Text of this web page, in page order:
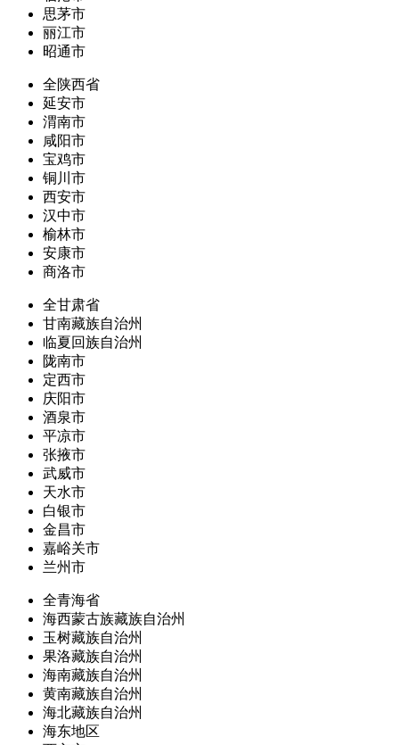
思茅市
丽江市
昭通市
全陕西省
延安市
渭南市
咸阳市
宝鸡市
铜川市
西安市
汉中市
榆林市
安康市
商洛市
全甘肃省
甘南藏族自治州
临夏回族自治州
陇南市
定西市
庆阳市
酒泉市
平凉市
张掖市
武威市
天水市
白银市
金昌市
嘉峪关市
兰州市
全青海省
海西蒙古族藏族自治州
玉树藏族自治州
果洛藏族自治州
海南藏族自治州
黄南藏族自治州
海北藏族自治州
海东地区